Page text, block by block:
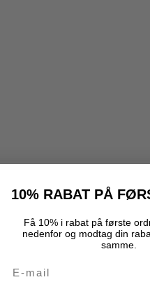
10% RABAT PÅ
Få 10% i rabat på første
nedenfor og modtag din
samme.
Email